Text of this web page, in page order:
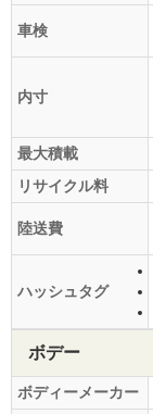
車検
内寸
最大積載
リサイクル料
陸送費
ハッシュタグ
ボデー
ボディーメーカー